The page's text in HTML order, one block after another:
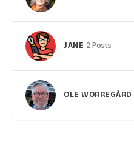
JANE 2 Posts
OLE WORREGÅRD